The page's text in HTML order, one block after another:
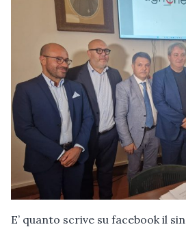
E’ quanto scrive su facebook il